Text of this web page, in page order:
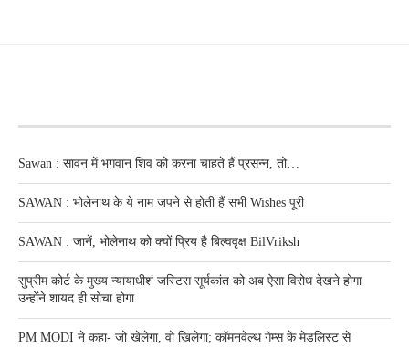
Sawan : सावन में भगवान शिव को करना चाहते हैं प्रसन्न, तो…
SAWAN : भोलेनाथ के ये नाम जपने से होती हैं सभी Wishes पूरी
SAWAN : जानें, भोलेनाथ को क्यों प्रिय है बिल्ववृक्ष BilVriksh
सुप्रीम कोर्ट के मुख्य न्यायाधीशं जस्टिस सूर्यकांत को अब ऐसा विरोध देखने होगा
उन्होंने शायद ही सोचा होगा
PM MODI ने कहा- जो खेलेगा, वो खिलेगा; कॉमनवेल्थ गेम्स के मेडलिस्ट से